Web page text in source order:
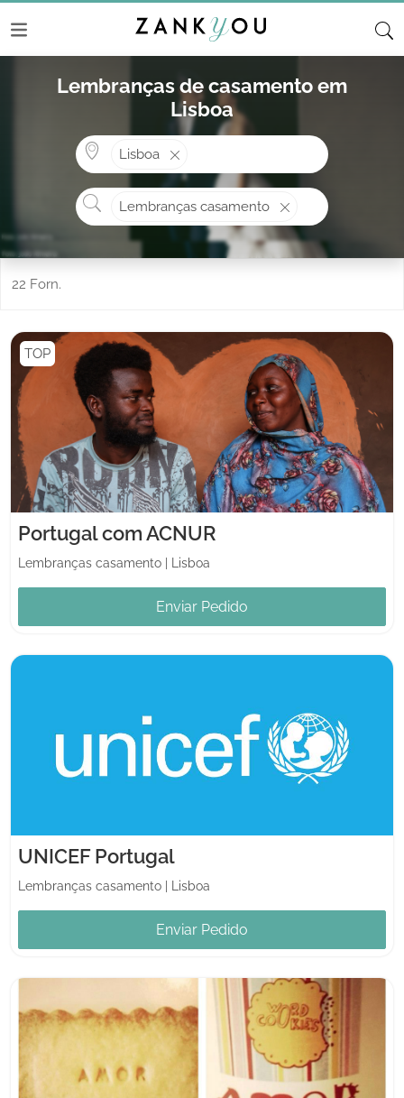
Lembranças de casamento em
Lisboa
Lisboa
O que procura?
Lembranças casamento
22 Forn.
TOP
Portugal com ACNUR
Lembranças casamento Lisboa
Enviar Pedido
UNICEF Portugal
Lembranças casamento Lisboa
Enviar Pedido